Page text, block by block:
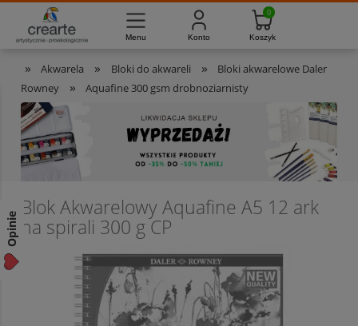
» Akwarela » Bloki do akwareli »
Bloki akwarelowe Daler
Rowney
» Aquafine 300 gsm drobnoziarnisty
Blok Akwarelowy Aquafine A5 12 ark
na spirali 300 g CP
Masz pytania? 733-012-789 Pon. - Pt. 8:00 - 16:00
Opinie